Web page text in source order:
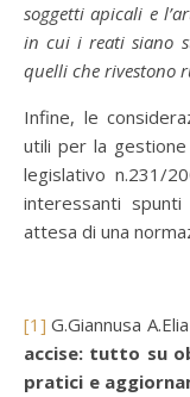
soggetti apicali e
in cui i reati siano
quelli che rivestono
Infine, le
utili per la
legislativo n.231/
interessanti
attesa di una
[1] G.Giannusa
accise: tutto su
pratici e